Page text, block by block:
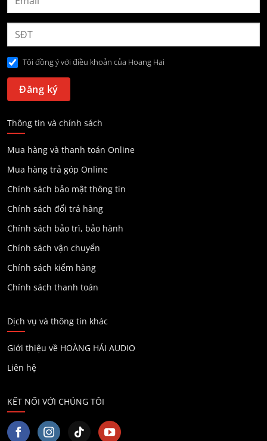
Tôi đồng ý với điều khoản của Hoang Hai
Thông tin và chính sách
Mua hàng và thanh toán Online
Mua hàng trả góp Online
Chính sách bảo mật thông tin
Chính sách đổi trả hàng
Chính sách bảo trì, bảo hành
Chính sách vận chuyển
Chính sách kiểm hàng
Chính sách thanh toán
Dịch vụ và thông tin khác
Giới thiệu về HOÀNG HẢI AUDIO
Liên hệ
KẾT NỐI VỚI CHÚNG TÔI